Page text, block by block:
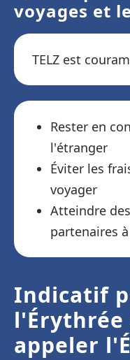
voyages et
TELZ est
Rester en
l'étranger
Éviter les
voyager
Atteindre
partenaires
Indicatif
l'Érythrée
appeler